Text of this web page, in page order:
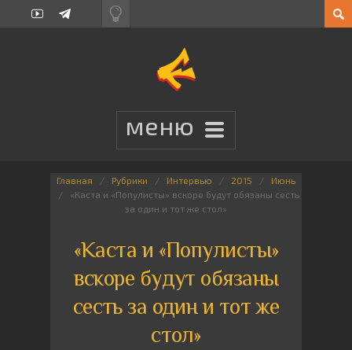
Главная Рубрики Интервью 2015
Июнь
«Каста и «Популисты» вскоре будут обязаны сесть
за один и тот же стол»
«Каста и «Популисты»
вскоре будут обязаны
сесть за один и тот же
стол»